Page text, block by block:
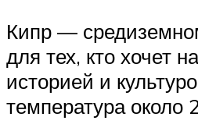
Кипр —
для тех, кто хочет
историей и
температура около